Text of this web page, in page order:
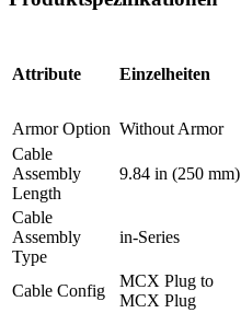
Attribute Einzelheiten
Armor Option Without Armor
Cable
Assembly
Length
9.84 in (250 mm)
Cable
Assembly
Type
in-Series
Cable Config
MCX Plug to
MCX Plug